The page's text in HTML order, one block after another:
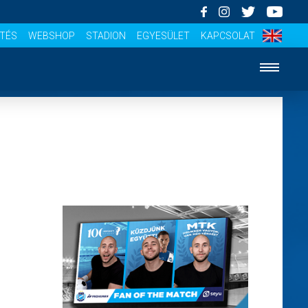
WEBSHOP STADION EGYESÜLET KAPCSOLAT